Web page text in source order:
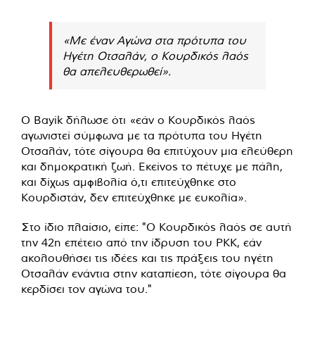
«Με έναν Αγώνα στα πρότυπα του
Ηγέτη Οτσαλάν, ο Κουρδικός λαός
θα απελευθερωθεί».
Ο Bayik δήλωσε ότι «εάν ο Κουρδικός λαός
αγωνιστεί σύμφωνα με τα πρότυπα του Ηγέτη
Οτσαλάν, τότε σίγουρα θα επιτύχουν μια ελεύθερη
και δημοκρατική ζωή. Εκείνος το πέτυχε με πάλη,
και δίχως αμφιβολία ό,τι επιτεύχθηκε στο
Κουρδιστάν, δεν επιτεύχθηκε με ευκολία».
Στο ίδιο πλαίσιο, είπε: "Ο Κουρδικός λαός σε αυτή
την 42η επέτειο από την ίδρυση του ΡΚΚ, εάν
ακολουθήσει τις ιδέες και τις πράξεις του ηγέτη
Οτσαλάν ενάντια στην καταπίεση, τότε σίγουρα θα
κερδίσει τον αγώνα του."